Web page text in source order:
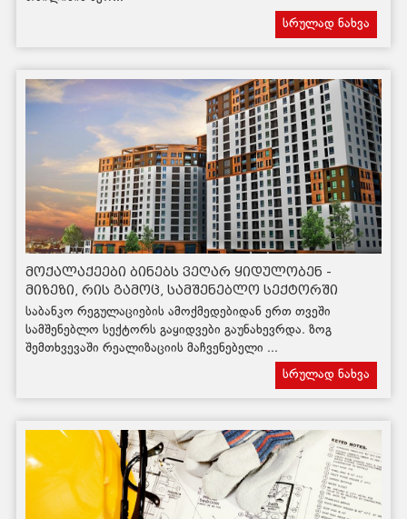
სრულად ნახვა
მოქალაქეები ბინებს ვეღარ ყიდულობენ -
მიზეზი, რის გამოც, სამშენებლო სექტორში
გაყიდვები განახევრდა
საბანკო რეგულაციების ამოქმედებიდან ერთ თვეში
სამშენებლო სექტორს გაყიდვები გაუნახევრდა. ზოგ
შემთხვევაში რეალიზაციის მაჩვენებელი ...
სრულად ნახვა